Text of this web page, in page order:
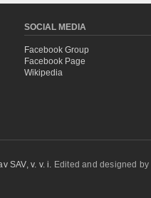
SOCIAL MEDIA
Facebook Group
Facebook Page
Wikipedia
SAV, v. v. i. Edited and designed by